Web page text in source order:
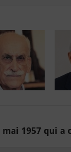
mai 1957 qui a